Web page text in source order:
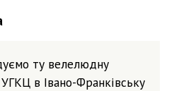
ту велелюдну
УГКЦ в Івано-Франківську